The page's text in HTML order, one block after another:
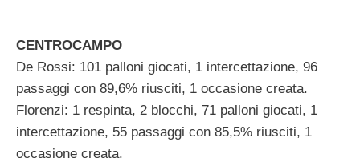
CENTROCAMPO
De Rossi: 101 palloni giocati, 1 intercettazione, 96
passaggi con 89,6% riusciti, 1 occasione creata.
Florenzi: 1 respinta, 2 blocchi, 71 palloni giocati, 1
intercettazione, 55 passaggi con 85,5% riusciti, 1
occasione creata.